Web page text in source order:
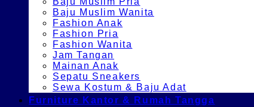
Baju Muslim Wanita
Fashion Anak
Fashion Pria
Fashion Wanita
Jam Tangan
Mainan Anak
Sepatu Sneakers
Sewa Kostum & Baju Adat
Furniture Kantor & Rumah Tangga